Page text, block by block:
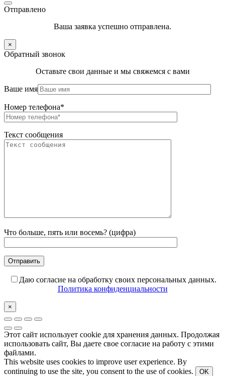
Отправлено
Ваша заявка успешно отправлена.
×
Обратный звонок
Оставьте свои данные и мы свяжемся с вами
Ваше имя
Номер телефона*
Текст сообщения
Что больше, пять или восемь? (цифра)
Даю согласие на обработку своих персональных данных.
Политика конфиденциальности
×
Этот сайт использует cookie для хранения данных. Продолжая
использовать сайт, Вы даете свое согласие на работу с этими
файлами.
This website uses cookies to improve user experience. By
continuing to use the site, you consent to the use of cookies.
OK